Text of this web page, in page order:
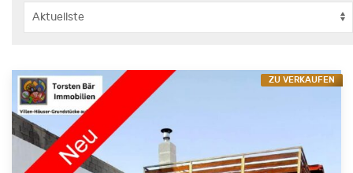
ZU VERKAUFEN